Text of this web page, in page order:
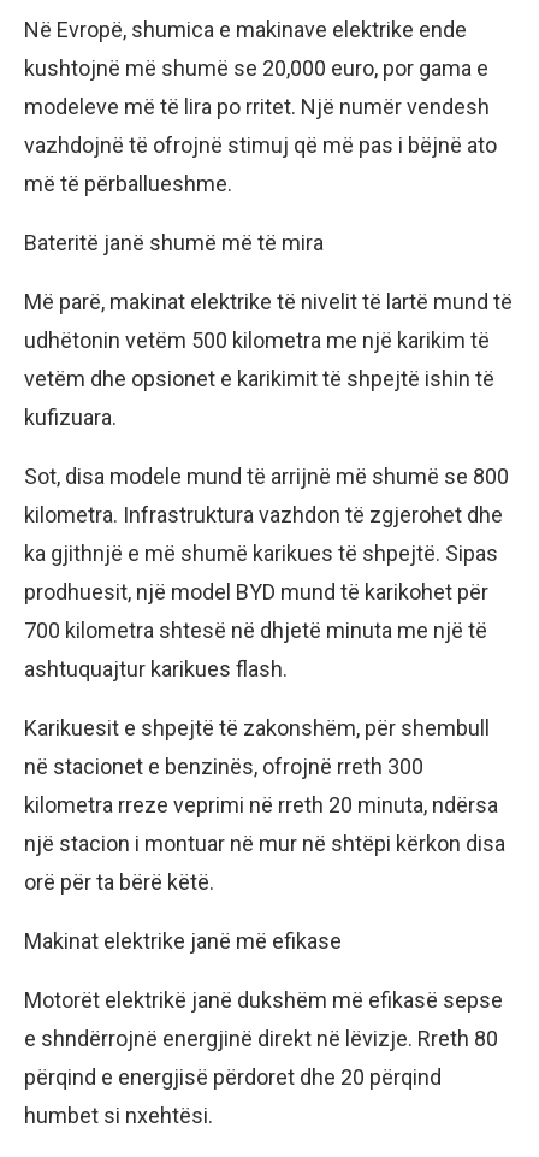
Në Evropë, shumica e makinave elektrike ende
kushtojnë më shumë se 20,000 euro, por gama e
modeleve më të lira po rritet. Një numër vendesh
vazhdojnë të ofrojnë stimuj që më pas i bëjnë ato
më të përballueshme.
Bateritë janë shumë më të mira
Më parë, makinat elektrike të nivelit të lartë mund të
udhëtonin vetëm 500 kilometra me një karikim të
vetëm dhe opsionet e karikimit të shpejtë ishin të
kufizuara.
Sot, disa modele mund të arrijnë më shumë se 800
kilometra. Infrastruktura vazhdon të zgjerohet dhe
ka gjithnjë e më shumë karikues të shpejtë. Sipas
prodhuesit, një model BYD mund të karikohet për
700 kilometra shtesë në dhjetë minuta me një të
ashtuquajtur karikues flash.
Karikuesit e shpejtë të zakonshëm, për shembull
në stacionet e benzinës, ofrojnë rreth 300
kilometra rreze veprimi në rreth 20 minuta, ndërsa
një stacion i montuar në mur në shtëpi kërkon disa
orë për ta bërë këtë.
Makinat elektrike janë më efikase
Motorët elektrikë janë dukshëm më efikasë sepse
e shndërrojnë energjinë direkt në lëvizje. Rreth 80
përqind e energjisë përdoret dhe 20 përqind
humbet si nxehtësi.